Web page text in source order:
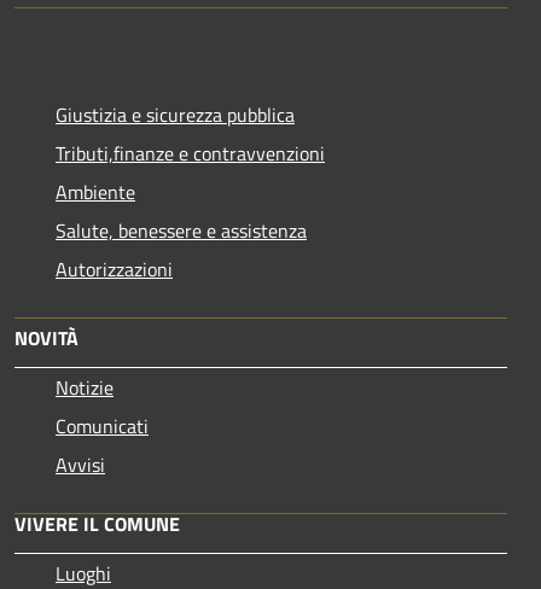
Giustizia e sicurezza pubblica
Tributi,finanze e contravvenzioni
Ambiente
Salute, benessere e assistenza
Autorizzazioni
NOVITÀ
Notizie
Comunicati
Avvisi
VIVERE IL COMUNE
Luoghi